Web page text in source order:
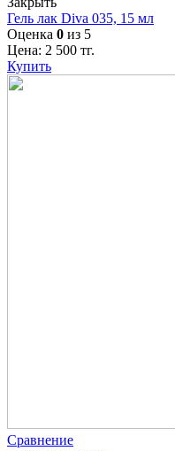
Гель лак Diva 035, 15 мл
Оценка 0 из 5
Цена: 2 500 тг.
Купить
Сравнение